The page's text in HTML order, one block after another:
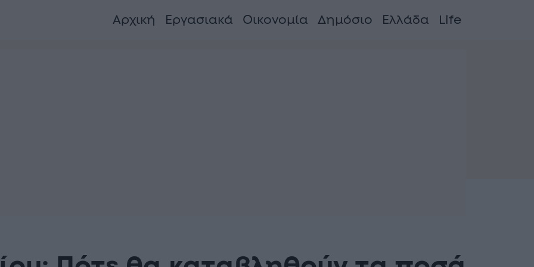
Αρχική
Εργασιακά Οικονομία Δημόσιο Ελλάδα Life